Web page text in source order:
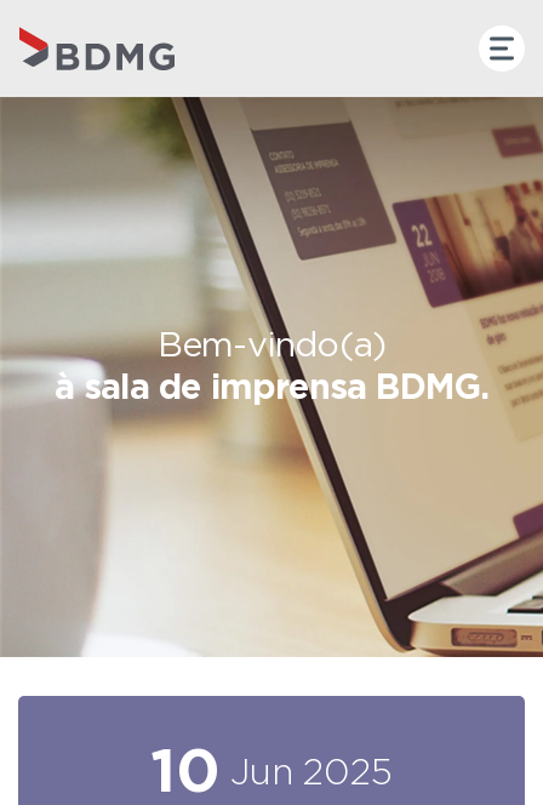
Bem-vindo(a)
à sala de imprensa BDMG.
10 Jun 2025